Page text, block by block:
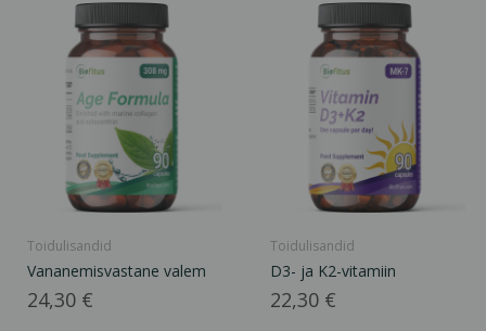
Toidulisandid
Vananemisvastane valem
Hind
24,30 €
Toidulisandid
D3- ja K2-vitamiin
Hind
22,30 €